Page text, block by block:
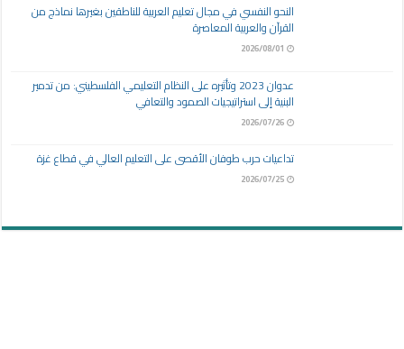
النحو النفسي في مجال تعليم العربية للناطقين بغيرها نماذج من
القرآن والعربية المعاصرة
2026/08/01
عدوان 2023 وتأثيره على النظام التعليمي الفلسطيني: من تدمير
البنية إلى استراتيجيات الصمود والتعافي
2026/07/26
تداعيات حرب طوفان الأقصى على التعليم العالي في قطاع غزة
2026/07/25